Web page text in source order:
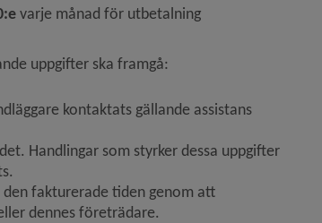
varje månad för utbetalning
uppgifter ska framgå:
kontaktats gällande assistans
Handlingar som styrker dessa uppgifter
fakturerade tiden genom att
dennes företrädare.